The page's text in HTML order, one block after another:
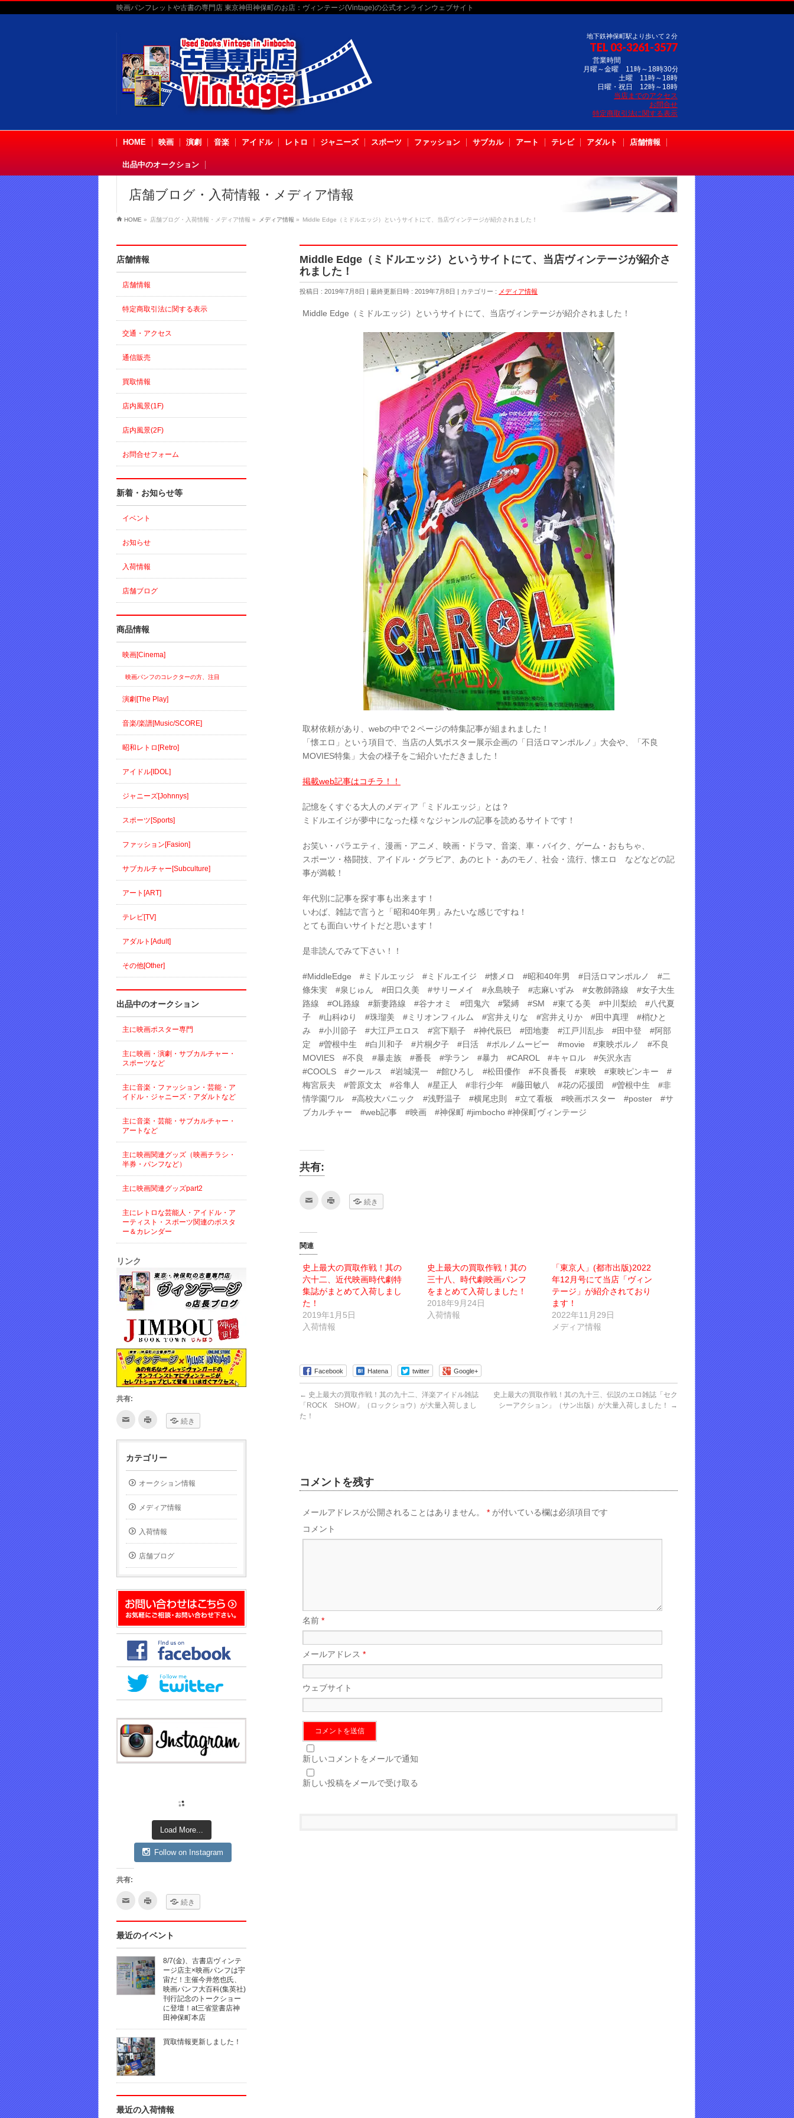
映画パンフレットや古書の専門店 東京神田神保町のお店：ヴィンテージ(Vintage)の公式オンラインウェブサイト
地下鉄神保町駅より歩いて２分
TEL 03-3261-3577
営業時間
月曜～金曜 11時～18時30分
土曜 11時～18時
日曜・祝日 12時～18時
当店までのアクセス
お問合せ
特定商取引法に関する表示
HOME 映画 演劇 音楽 アイドル レトロ ジャニーズ スポーツ ファッション サブカル アート テレビ アダルト 店舗情報
出品中のオークション
店舗ブログ・入荷情報・メディア情報
HOME » 店舗ブログ・入荷情報・メディア情報 » メディア情報 » Middle Edge（ミドルエッジ）というサイトにて、当店ヴィンテージが紹介されました！
Middle Edge（ミドルエッジ）というサイトにて、当店ヴィンテージが紹介さ
れました！
投稿日 : 2019年7月8日 最終更新日時 : 2019年7月8日 カテゴリー : メディア情報
Middle Edge（ミドルエッジ）というサイトにて、当店ヴィンテージが紹介されました！
取材依頼があり、webの中で２ページの特集記事が組まれました！
「懐エロ」という項目で、当店の人気ポスター展示企画の「日活ロマンポルノ」大会や、「不良
MOVIES特集」大会の様子をご紹介いただきました！
掲載web記事はコチラ！！
記憶をくすぐる大人のメディア「ミドルエッジ」とは？
ミドルエイジが夢中になった様々なジャンルの記事を読めるサイトです！
お笑い・バラエティ、漫画・アニメ、映画・ドラマ、音楽、車・バイク、ゲーム・おもちゃ、
スポーツ・格闘技、アイドル・グラビア、あのヒト・あのモノ、社会・流行、懐エロ などなどの記
事が満載！
年代別に記事を探す事も出来ます！
いわば、雑誌で言うと「昭和40年男」みたいな感じですね！
とても面白いサイトだと思います！
是非読んでみて下さい！！
#MiddleEdge #ミドルエッジ #ミドルエイジ #懐メロ #昭和40年男 #日活ロマンポルノ #二
條朱実 #泉じゅん #田口久美 #サリーメイ #永島映子 #志麻いずみ #女教師路線 #女子大生
路線 #OL路線 #新妻路線 #谷ナオミ #団鬼六 #緊縛 #SM #東てる美 #中川梨絵 #八代夏
子 #山科ゆり #珠瑠美 #ミリオンフィルム #宮井えりな #宮井えりか #田中真理 #梢ひと
み #小川節子 #大江戸エロス #宮下順子 #神代辰巳 #団地妻 #江戸川乱歩 #田中登 #阿部
定 #曽根中生 #白川和子 #片桐夕子 #日活 #ポルノムービー #movie #東映ポルノ #不良
MOVIES #不良 #暴走族 #番長 #学ラン #暴力 #CAROL #キャロル #矢沢永吉
#COOLS #クールス #岩城滉一 #館ひろし #松田優作 #不良番長 #東映 #東映ピンキー #
梅宮辰夫 #菅原文太 #谷隼人 #星正人 #非行少年 #藤田敏八 #花の応援団 #曽根中生 #非
情学園ワル #高校大パニック #浅野温子 #横尾忠則 #立て看板 #映画ポスター #poster #サ
ブカルチャー #web記事 #映画 #神保町 #jimbocho #神保町ヴィンテージ
共有:
て
へ
メ
ー
ル
で
送
信
(新
し
い
ウ
ィ
開
き
ま
す)
い
ウ
ィ
ン
ド
で
開
続き
関連
史上最大の買取作戦！其の
六十二、近代映画時代劇特
集誌がまとめて入荷しまし
た！
2019年1月5日
入荷情報
史上最大の買取作戦！其の
三十八、時代劇映画パンフ
をまとめて入荷しました！
2018年9月24日
入荷情報
「東京人」(都市出版)2022
年12月号にて当店「ヴィン
テージ」が紹介されており
ます！
2022年11月29日
メディア情報
Facebook Hatena twitter Google+
← 史上最大の買取作戦！其の九十二、洋楽アイドル雑誌
「ROCK SHOW」（ロックショウ）が大量入荷しまし
た！
史上最大の買取作戦！其の九十三、伝説のエロ雑誌「セク
シーアクション」（サン出版）が大量入荷しました！
→
コメントを残す
メールアドレスが公開されることはありません。 * が付いている欄は必須項目です
コメント
名前 *
メールアドレス *
ウェブサイト
新しいコメントをメールで通知
新しい投稿をメールで受け取る
店舗情報
店舗情報
特定商取引法に関する表示
交通・アクセス
通信販売
買取情報
店内風景(1F)
店内風景(2F)
お問合せフォーム
新着・お知らせ等
イベント
お知らせ
入荷情報
店舗ブログ
商品情報
映画[Cinema]
映画パンフのコレクターの方、注目
演劇[The Play]
音楽/楽譜[Music/SCORE]
昭和レトロ[Retro]
アイドル[IDOL]
ジャニーズ[Johnnys]
スポーツ[Sports]
ファッション[Fasion]
サブカルチャー[Subculture]
アート[ART]
テレビ[TV]
アダルト[Adult]
その他[Other]
出品中のオークション
主に映画ポスター専門
主に映画・演劇・サブカルチャー・
スポーツなど
主に音楽・ファッション・芸能・ア
イドル・ジャニーズ・アダルトなど
主に音楽・芸能・サブカルチャー・
アートなど
主に映画関連グッズ（映画チラシ・
半券・パンフなど）
主に映画関連グッズpart2
主にレトロな芸能人・アイドル・ア
ーティスト・スポーツ関連のポスタ
ー＆カレンダー
リンク
共有:
ク
て
友
メ
ー
ル
で
送
信
し
ウ
ィ
ン
ド
開
ま
す)
ク
て
印
し
い
ウ
ィ
ン
ド
で
開
き
ま
す)
続き
カテゴリー
オークション情報
メディア情報
入荷情報
店舗ブログ
Load More...
Follow on Instagram
共有:
ク
て
友
達
へ
メ
ー
ル
で
送
信
ウ
ン
ド
ウ
で
開
き
ま
ク
て
印
刷
(新
し
い
ウ
ィ
ン
ド
き
す)
続き
最近のイベント
8/7(金)、古書店ヴィンテ
ージ店主×映画パンフは宇
宙だ！主催今井悠也氏、
映画パンフ大百科(集英社)
刊行記念のトークショー
に登壇！at三省堂書店神
田神保町本店
買取情報更新しました！
最近の入荷情報